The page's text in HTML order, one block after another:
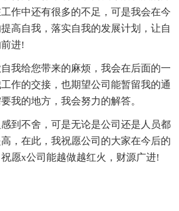
作中还有很多的不足，可是我会在今
高自我，落实自我的发展计划，让自
进!
我给您带来的麻烦，我会在后面的一
作的交接，也期望公司能暂留我的通
我的地方，我会努力的解答。
到不舍，可是无论是公司还是人员都
，在此，我祝愿公司的大家在今后的
愿x公司能越做越红火，财源广进!